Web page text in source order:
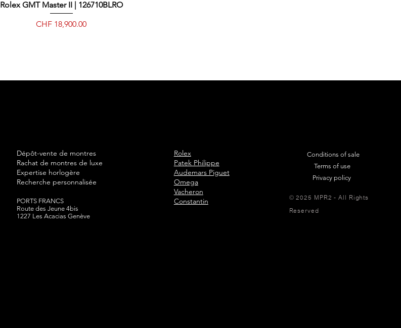
Quick View
Rolex GMT Master II | 126710BLRO
Price
CHF 18,900.00
Dépôt-vente de montres
Rachat de montres de luxe
Expertise horlogère
Recherche personnalisée
PORTS FRANCS
Route des Jeune 4bis
1227 Les Acacias Genève
Rolex
Patek Philippe
Audemars Piguet
Omega
Vacheron
Constantin
Conditions of sale
Terms of use
Privacy policy
© 2025 MPR2 - All Rights
Reserved